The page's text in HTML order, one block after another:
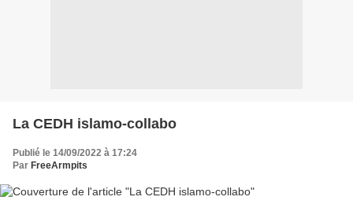
La CEDH islamo-collabo
Publié le 14/09/2022 à 17:24
Par FreeArmpits